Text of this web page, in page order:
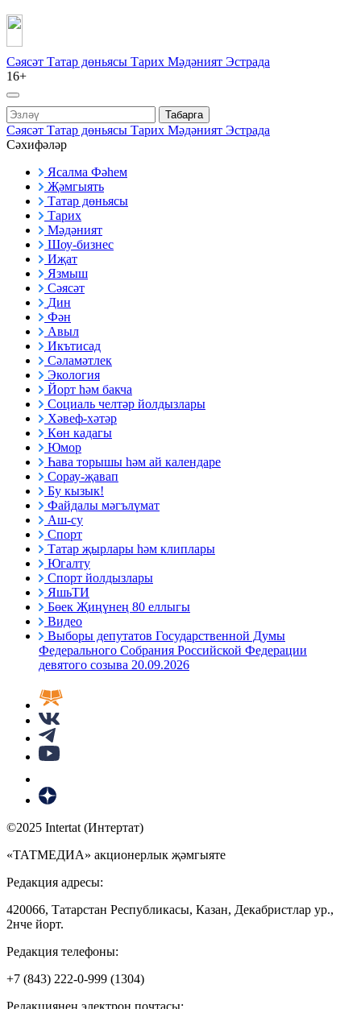
Сәясәт Татар дөньясы Тарих Мәдәният Эстрада
16+
Табарга
Сәясәт Татар дөньясы Тарих Мәдәният Эстрада
Сәхифәләр
Ясалма Фәһем
Җәмгыять
Татар дөньясы
Тарих
Мәдәният
Шоу-бизнес
Иҗат
Язмыш
Сәясәт
Дин
Фән
Авыл
Икътисад
Сәламәтлек
Экология
Йорт һәм бакча
Социаль челтәр йолдызлары
Хәвеф-хәтәр
Көн кадагы
Юмор
Һава торышы һәм ай календаре
Сорау-җавап
Бу кызык!
Файдалы мәгълүмат
Аш-су
Спорт
Татар җырлары һәм клиплары
Югалту
Спорт йолдызлары
ЯшьТИ
Бөек Җиңүнең 80 еллыгы
Видео
Выборы депутатов Государственной Думы
Федерального Собрания Российской Федерации
девятого созыва 20.09.2026
©2025 Intertat (Интертат)
«ТАТМЕДИА» акционерлык җәмгыяте
Редакция адресы:
420066, Татарстан Республикасы, Казан, Декабристлар ур.,
2нче йорт.
Редакция телефоны:
+7 (843) 222-0-999 (1304)
Редакциянең электрон почтасы: